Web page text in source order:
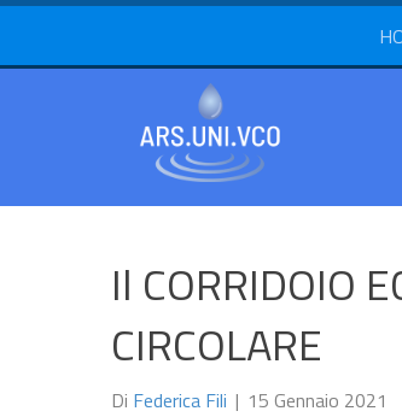
Il CORRIDOIO
CIRCOLARE
Di Federica Fili | 15 Gennaio 2021